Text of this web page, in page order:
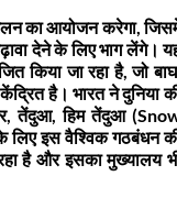
का आयोजन करेगा,
देने के लिए भाग लेंगे।
किया जा रहा है, जो
है। भारत ने दुनिया
तेंदुआ, हिम तेंदुआ
लिए इस वैश्विक गठबंधन
है और इसका मुख्यालय